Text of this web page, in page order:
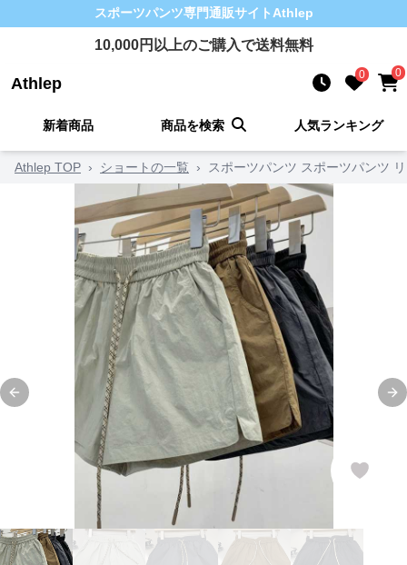
スポーツパンツ専門通販サイト Athlep
10,000円以上のご購入で送料無料
Athlep 0 0
新着商品 商品を検索 人気ランキング
Athlep TOP › ショートの一覧 › スポーツパンツ スポーツパンツ
Previous slide